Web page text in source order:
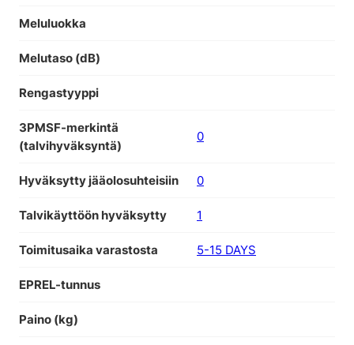
Meluluokka
Melutaso (dB)
Rengastyyppi
3PMSF-merkintä
(talvihyväksyntä)
0
Hyväksytty jääolosuhteisiin 0
Talvikäyttöön hyväksytty 1
Toimitusaika varastosta 5-15 DAYS
EPREL-tunnus
Paino (kg)